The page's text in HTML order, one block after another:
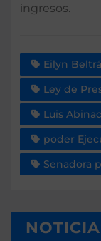
ingresos.
Eilyn
Ley de
Luis
poder
Senadora